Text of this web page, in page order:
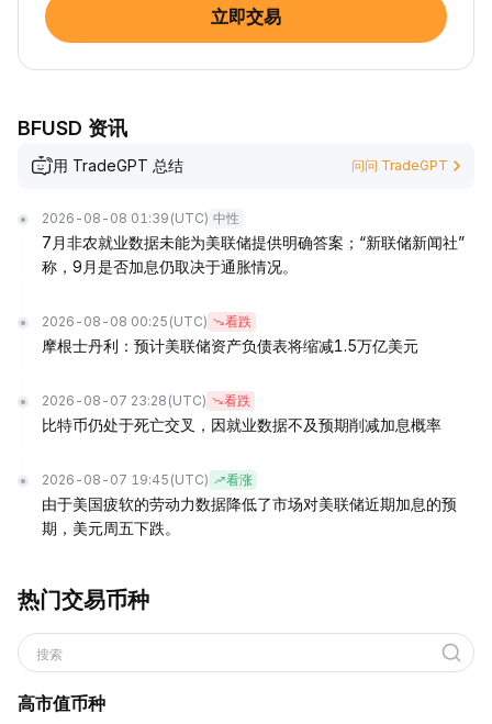
立即交易
BFUSD 资讯
用 TradeGPT 总结 问问 TradeGPT
2026-08-08 01:39 (UTC) 中性
7月非农就业数据未能为美联储提供明确答案；“新联储新闻社”
称，9月是否加息仍取决于通胀情况。
2026-08-08 00:25 (UTC) 看跌
摩根士丹利：预计美联储资产负债表将缩减1.5万亿美元
2026-08-07 23:28 (UTC) 看跌
比特币仍处于死亡交叉，因就业数据不及预期削减加息概率
2026-08-07 19:45 (UTC) 看涨
由于美国疲软的劳动力数据降低了市场对美联储近期加息的预
期，美元周五下跌。
热门交易币种
搜索
高市值币种